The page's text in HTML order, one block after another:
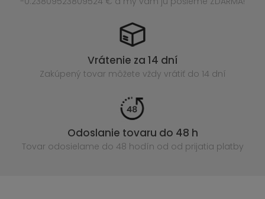
Vrátenie za 14 dní
Zakúpený tovar môžete vždy vrátiť do 14 dní
Odoslanie tovaru do 48 h
Tovar odosielame do 48 hodín od od prijatia platby